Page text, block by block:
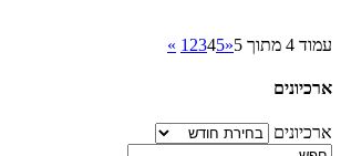
עמוד 4 מתוך 5 «
1 2345
»
ארכיונים
ארכיונים